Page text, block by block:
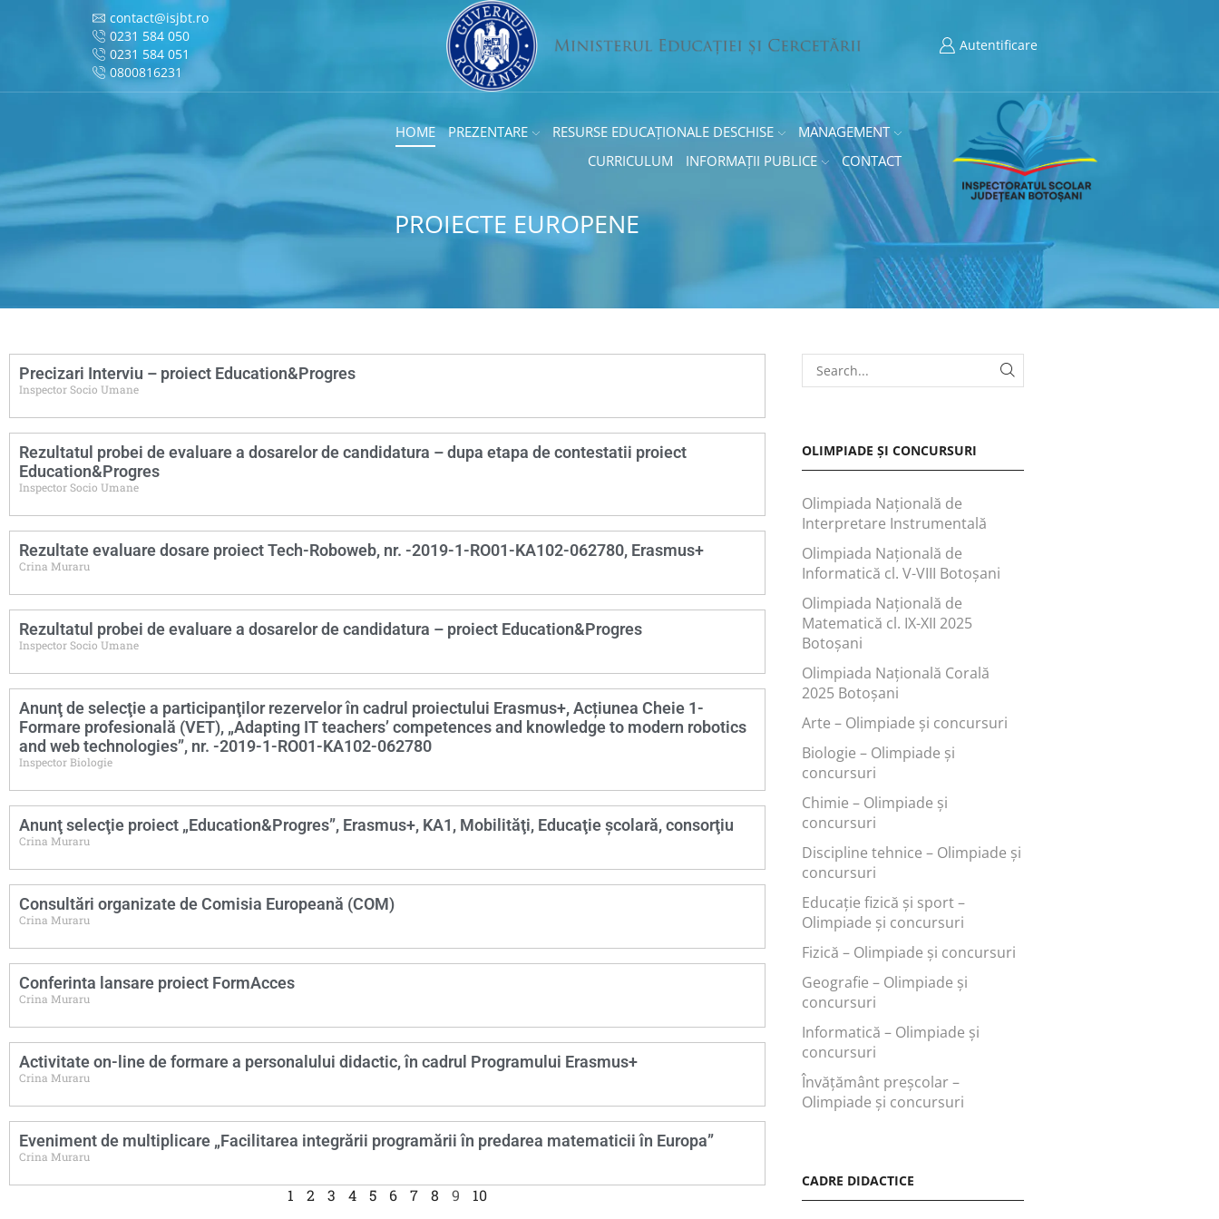
contact@isjbt.ro
0231 584 050
0231 584 051
0800816231
Autentificare
HOME PREZENTARE RESURSE EDUCAȚIONALE DESCHISE
MANAGEMENT
CURRICULUM
INFORMAȚII PUBLICE CONTACT
PROIECTE EUROPENE
Precizari Interviu – proiect Education&Progres
Inspector Socio Umane
Rezultatul probei de evaluare a dosarelor de candidatura – dupa etapa de contestatii proiect
Education&Progres
Inspector Socio Umane
Rezultate evaluare dosare proiect Tech-Roboweb, nr. -2019-1-RO01-KA102-062780, Erasmus+
Crina Muraru
Rezultatul probei de evaluare a dosarelor de candidatura – proiect Education&Progres
Inspector Socio Umane
Anunţ de selecţie a participanţilor rezervelor în cadrul proiectului Erasmus+, Acțiunea Cheie 1-
Formare profesională (VET), „Adapting IT teachers’ competences and knowledge to modern robotics
and web technologies”, nr. -2019-1-RO01-KA102-062780
Inspector Biologie
Anunţ selecţie proiect „Education&Progres”, Erasmus+, KA1, Mobilităţi, Educaţie şcolară, consorţiu
Crina Muraru
Consultări organizate de Comisia Europeană (COM)
Crina Muraru
Conferinta lansare proiect FormAcces
Crina Muraru
Activitate on-line de formare a personalului didactic, în cadrul Programului Erasmus+
Crina Muraru
Eveniment de multiplicare „Facilitarea integrării programării în predarea matematicii în Europa”
Crina Muraru
1 2 3 4 5 6 7 8 9 10
OLIMPIADE ȘI CONCURSURI
Olimpiada Națională de
Interpretare Instrumentală
Olimpiada Națională de
Informatică cl. V-VIII Botoșani
Olimpiada Națională de
Matematică cl. IX-XII 2025
Botoșani
Olimpiada Națională Corală
2025 Botoșani
Arte – Olimpiade și concursuri
Biologie – Olimpiade și
concursuri
Chimie – Olimpiade și
concursuri
Discipline tehnice – Olimpiade și
concursuri
Educaţie fizică şi sport –
Olimpiade și concursuri
Fizică – Olimpiade și concursuri
Geografie – Olimpiade și
concursuri
Informatică – Olimpiade și
concursuri
Învăţământ preşcolar –
Olimpiade și concursuri
CADRE DIDACTICE